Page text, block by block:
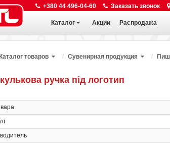
+380 44 496-04-60 Заказать звонок
Каталог Акции Распродажа
Каталог товаров Сувенирная продукция
ручка під логотип